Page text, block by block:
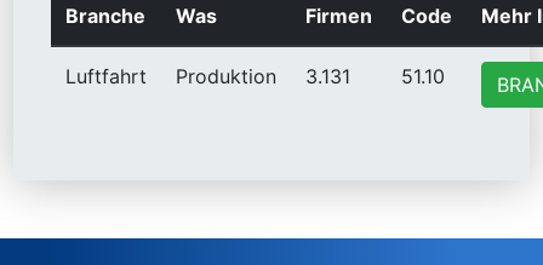
Branche Was
Firmen
Code
Mehr
Luftfahrt Produktion 3.131 51.10